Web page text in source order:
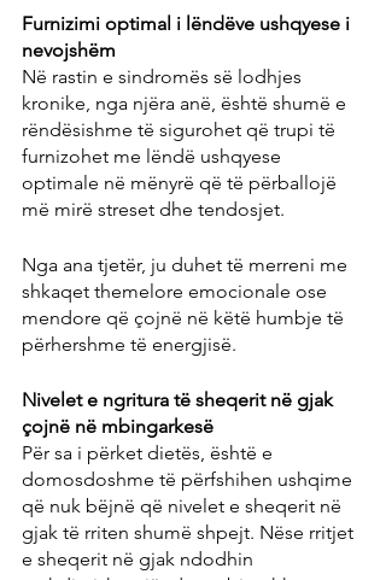
Furnizimi optimal i lëndëve ushqyese i
nevojshëm
Në rastin e sindromës së lodhjes
kronike, nga njëra anë, është shumë e
rëndësishme të sigurohet që trupi të
furnizohet me lëndë ushqyese
optimale në mënyrë që të përballojë
më mirë streset dhe tendosjet.
Nga ana tjetër, ju duhet të merreni me
shkaqet themelore emocionale ose
mendore që çojnë në këtë humbje të
përhershme të energjisë.
Nivelet e ngritura të sheqerit në gjak
çojnë në mbingarkesë
Për sa i përket dietës, është e
domosdoshme të përfshihen ushqime
që nuk bëjnë që nivelet e sheqerit në
gjak të rriten shumë shpejt. Nëse rritjet
e sheqerit në gjak ndodhin